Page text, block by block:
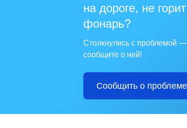
на дороге, не горит
фонарь?
Столкнулись с проблемой —
сообщите о ней!
Сообщить о проблеме